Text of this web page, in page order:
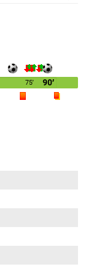
75′ 90′